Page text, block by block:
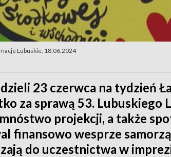
Lubuskie, 18.06.2024
23 czerwca na tydzień
za sprawą 53. Lubuskiego
projekcji, a także
finansowo wesprze
do uczestnictwa w